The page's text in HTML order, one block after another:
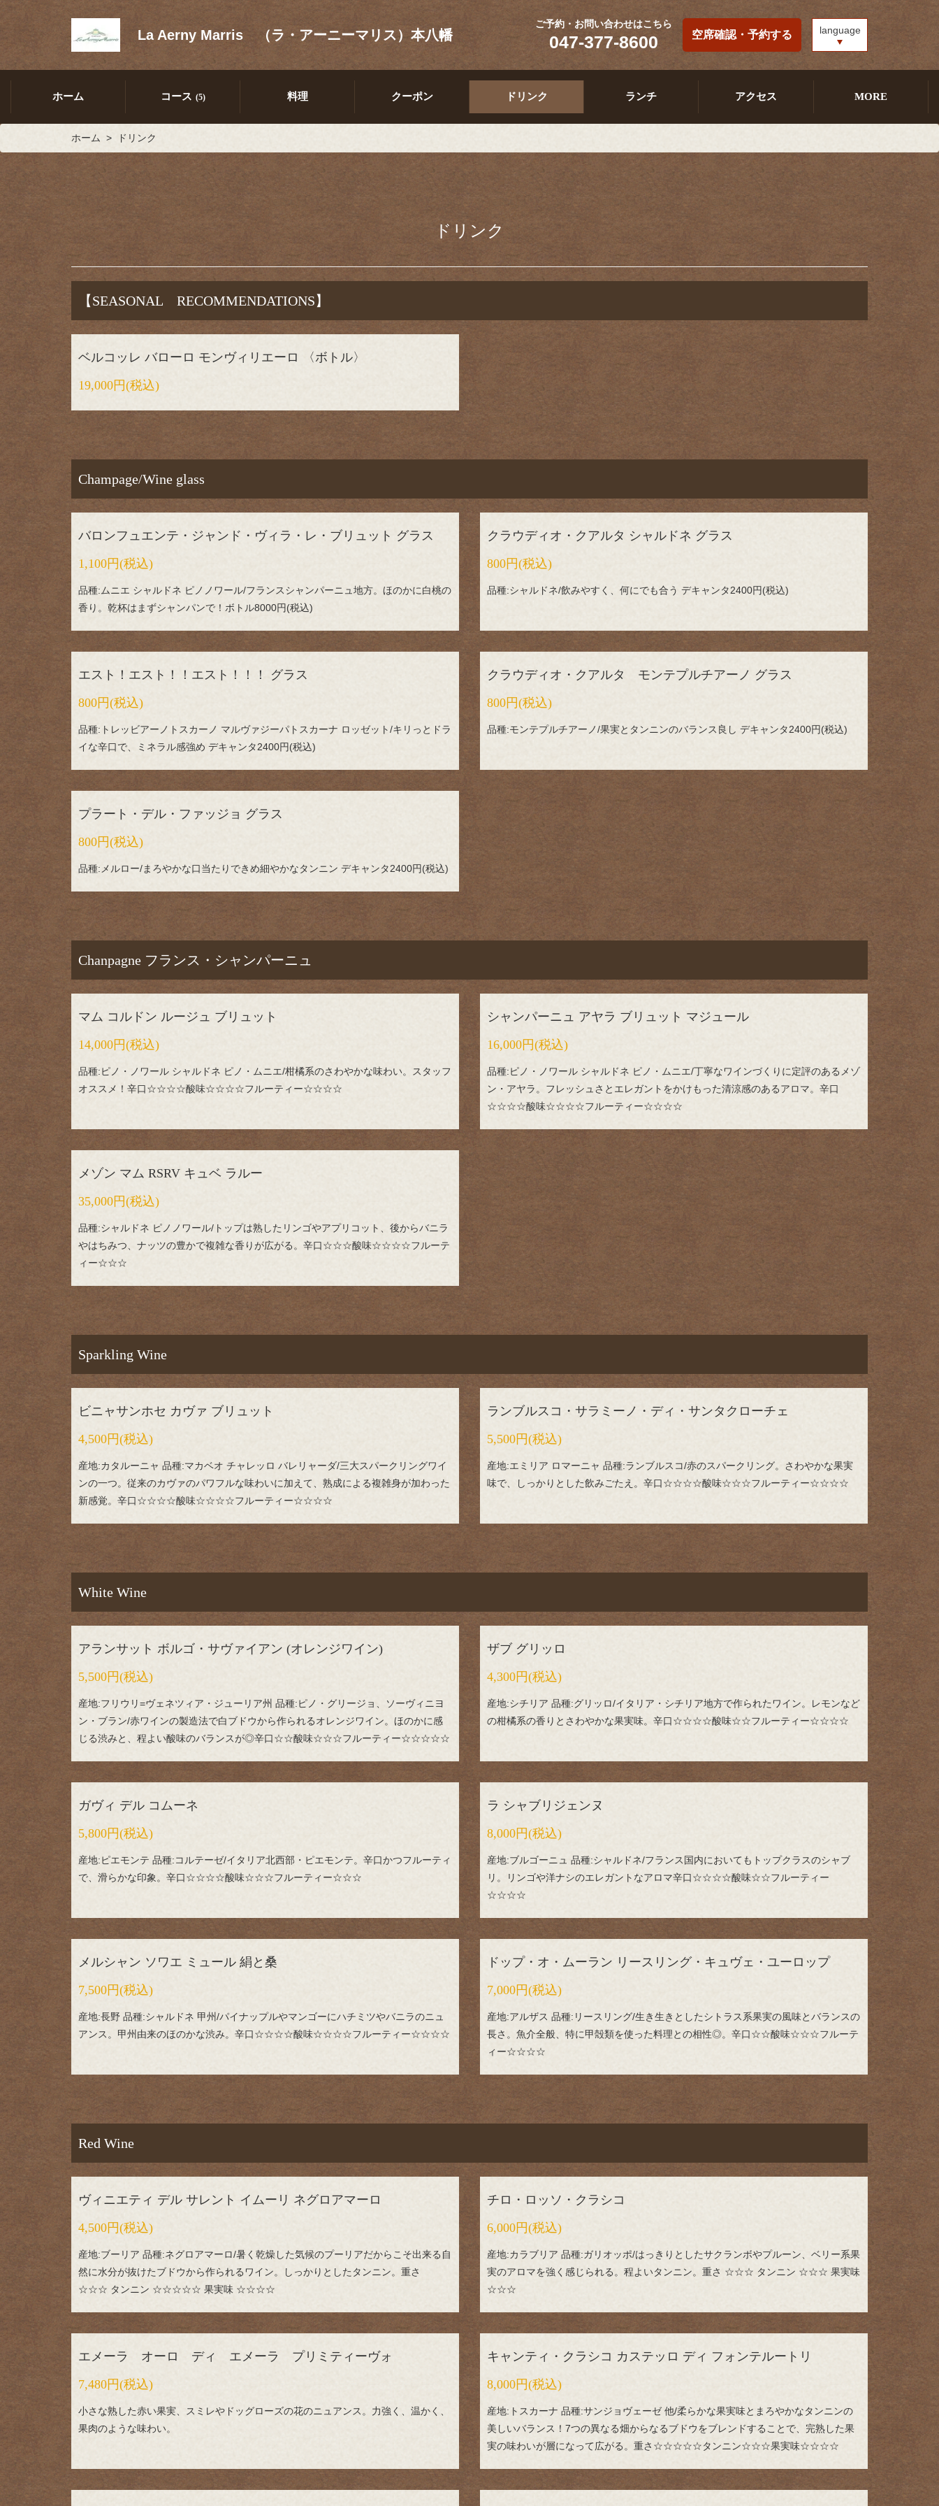
La Aerny Marris （ラ・アーニーマリス）本八幡
ご予約・お問い合わせはこちら
047-377-8600 空席確認・予約する language
ホーム コース (5) 料理 クーポン ドリンク ランチ アクセス MORE
ホーム ドリンク
ドリンク
【SEASONAL RECOMMENDATIONS】
ベルコッレ バローロ モンヴィリエーロ 〈ボトル〉
19,000円(税込)
Champage/Wine glass
バロンフュエンテ・ジャンド・ヴィラ・レ・ブリュット グラス
1,100円(税込)
品種:ムニエ シャルドネ ピノノワール/フランスシャンパーニュ地方。ほのかに白桃の
香り。乾杯はまずシャンパンで！ボトル8000円(税込)
クラウディオ・クアルタ シャルドネ グラス
800円(税込)
品種:シャルドネ/飲みやすく、何にでも合う デキャンタ2400円(税込)
エスト！エスト！！エスト！！！ グラス
800円(税込)
品種:トレッビアーノトスカーノ マルヴァジーパトスカーナ ロッゼット/キリっとドラ
イな辛口で、ミネラル感強め デキャンタ2400円(税込)
クラウディオ・クアルタ モンテプルチアーノ グラス
800円(税込)
品種:モンテプルチアーノ/果実とタンニンのバランス良し デキャンタ2400円(税込)
プラート・デル・ファッジョ グラス
800円(税込)
品種:メルロー/まろやかな口当たりできめ細やかなタンニン デキャンタ2400円(税込)
Chanpagne フランス・シャンパーニュ
マム コルドン ルージュ ブリュット
14,000円(税込)
品種:ピノ・ノワール シャルドネ ピノ・ムニエ/柑橘系のさわやかな味わい。スタッフ
オススメ！辛口☆☆☆☆酸味☆☆☆☆フルーティー☆☆☆☆
シャンパーニュ アヤラ ブリュット マジュール
16,000円(税込)
品種:ピノ・ノワール シャルドネ ピノ・ムニエ/丁寧なワインづくりに定評のあるメゾ
ン・アヤラ。フレッシュさとエレガントをかけもった清涼感のあるアロマ。辛口
☆☆☆☆酸味☆☆☆☆フルーティー☆☆☆☆
メゾン マム RSRV キュベ ラルー
35,000円(税込)
品種:シャルドネ ピノノワール/トップは熟したリンゴやアプリコット、後からバニラ
やはちみつ、ナッツの豊かで複雑な香りが広がる。辛口☆☆☆酸味☆☆☆☆フルーテ
ィー☆☆☆
Sparkling Wine
ビニャサンホセ カヴァ ブリュット
4,500円(税込)
産地:カタルーニャ 品種:マカベオ チャレッロ バレリャーダ/三大スパークリングワイ
ンの一つ。従来のカヴァのパワフルな味わいに加えて、熟成による複雑身が加わった
新感覚。辛口☆☆☆☆酸味☆☆☆☆フルーティー☆☆☆☆
ランブルスコ・サラミーノ・ディ・サンタクローチェ
5,500円(税込)
産地:エミリア ロマーニャ 品種:ランブルスコ/赤のスパークリング。さわやかな果実
味で、しっかりとした飲みごたえ。辛口☆☆☆☆酸味☆☆☆フルーティー☆☆☆☆
White Wine
アランサット ボルゴ・サヴァイアン (オレンジワイン)
5,500円(税込)
産地:フリウリ=ヴェネツィア・ジューリア州 品種:ピノ・グリージョ、ソーヴィニヨ
ン・ブラン/赤ワインの製造法で白ブドウから作られるオレンジワイン。ほのかに感
じる渋みと、程よい酸味のバランスが◎辛口☆☆酸味☆☆☆フルーティー☆☆☆☆☆
ザブ グリッロ
4,300円(税込)
産地:シチリア 品種:グリッロ/イタリア・シチリア地方で作られたワイン。レモンなど
の柑橘系の香りとさわやかな果実味。辛口☆☆☆☆酸味☆☆フルーティー☆☆☆☆
ガヴィ デル コムーネ
5,800円(税込)
産地:ピエモンテ 品種:コルテーゼ/イタリア北西部・ピエモンテ。辛口かつフルーティ
で、滑らかな印象。辛口☆☆☆☆酸味☆☆☆フルーティー☆☆☆
ラ シャブリジェンヌ
8,000円(税込)
産地:ブルゴーニュ 品種:シャルドネ/フランス国内においてもトップクラスのシャブ
リ。リンゴや洋ナシのエレガントなアロマ辛口☆☆☆☆酸味☆☆フルーティー
☆☆☆☆
メルシャン ソワエ ミュール 絹と桑
7,500円(税込)
産地:長野 品種:シャルドネ 甲州/パイナップルやマンゴーにハチミツやバニラのニュ
アンス。甲州由来のほのかな渋み。辛口☆☆☆☆酸味☆☆☆☆フルーティー☆☆☆☆
ドップ・オ・ムーラン リースリング・キュヴェ・ユーロップ
7,000円(税込)
産地:アルザス 品種:リースリング/生き生きとしたシトラス系果実の風味とバランスの
長さ。魚介全般、特に甲殻類を使った料理との相性◎。辛口☆☆酸味☆☆☆フルーテ
ィー☆☆☆☆
Red Wine
ヴィニエティ デル サレント イムーリ ネグロアマーロ
4,500円(税込)
産地:ブーリア 品種:ネグロアマーロ/暑く乾燥した気候のプーリアだからこそ出来る自
然に水分が抜けたブドウから作られるワイン。しっかりとしたタンニン。重さ
☆☆☆ タンニン ☆☆☆☆☆ 果実味 ☆☆☆☆
チロ・ロッソ・クラシコ
6,000円(税込)
産地:カラブリア 品種:ガリオッポ/はっきりとしたサクランボやプルーン、ベリー系果
実のアロマを強く感じられる。程よいタンニン。重さ ☆☆☆ タンニン ☆☆☆ 果実味
☆☆☆
エメーラ オーロ ディ エメーラ プリミティーヴォ
7,480円(税込)
小さな熟した赤い果実、スミレやドッグローズの花のニュアンス。力強く、温かく、
果肉のような味わい。
キャンティ・クラシコ カステッロ ディ フォンテルートリ
8,000円(税込)
産地:トスカーナ 品種:サンジョヴェーゼ 他/柔らかな果実味とまろやかなタンニンの
美しいバランス！7つの異なる畑からなるブドウをブレンドすることで、完熟した果
実の味わいが層になって広がる。重さ☆☆☆☆☆タンニン☆☆☆果実味☆☆☆☆